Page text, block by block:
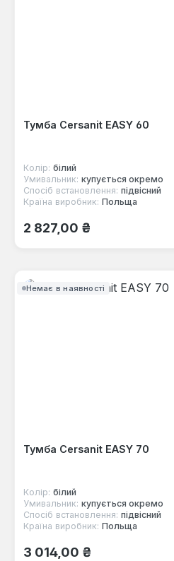
Тумба Cersanit EASY 60
Колір: білий
Умивальник: купується окремо
Спосіб встановлення: підвісний
Країна виробник: Польща
Звичайна ціна:
2 827,00 ₴
Немає в наявності
Тумба Cersanit EASY 70
Колір: білий
Умивальник: купується окремо
Спосіб встановлення: підвісний
Країна виробник: Польща
Звичайна ціна:
3 014,00 ₴